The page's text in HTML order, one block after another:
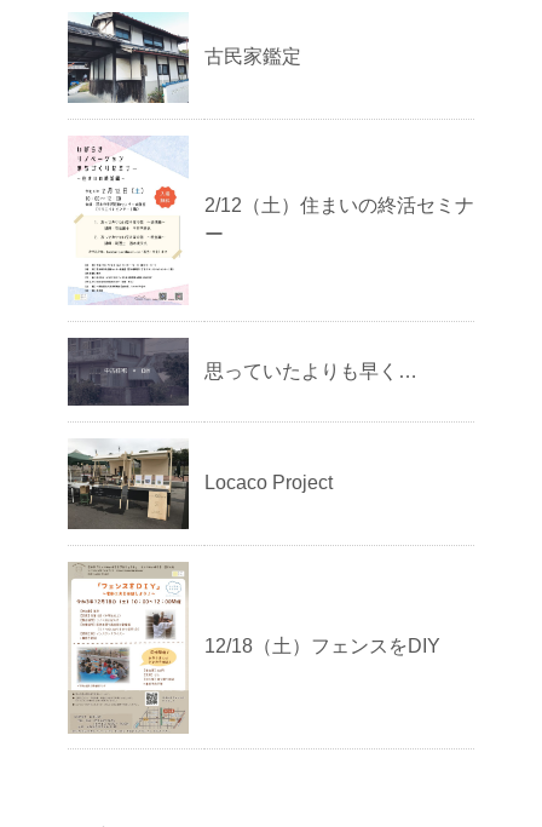
古民家鑑定
2/12（土）住まいの終活セミナ
ー
思っていたよりも早く…
Locaco Project
12/18（土）フェンスをDIY